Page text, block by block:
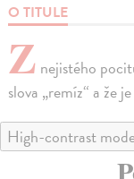
O TITULE
Z nejistého
slova „remíz“ a že
High-contrast